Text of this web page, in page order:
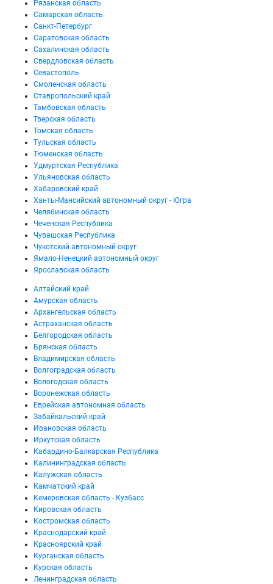
Рязанская область
Самарская область
Санкт-Петербург
Саратовская область
Сахалинская область
Свердловская область
Севастополь
Смоленская область
Ставропольский край
Тамбовская область
Тверская область
Томская область
Тульская область
Тюменская область
Удмуртская Республика
Ульяновская область
Хабаровский край
Ханты-Мансийский автономный округ - Югра
Челябинская область
Чеченская Республика
Чувашская Республика
Чукотский автономный округ
Ямало-Ненецкий автономный округ
Ярославская область
Алтайский край
Амурская область
Архангельская область
Астраханская область
Белгородская область
Брянская область
Владимирская область
Волгоградская область
Вологодская область
Воронежская область
Еврейская автономная область
Забайкальский край
Ивановская область
Иркутская область
Кабардино-Балкарская Республика
Калининградская область
Калужская область
Камчатский край
Кемеровская область - Кузбасс
Кировская область
Костромская область
Краснодарский край
Красноярский край
Курганская область
Курская область
Ленинградская область